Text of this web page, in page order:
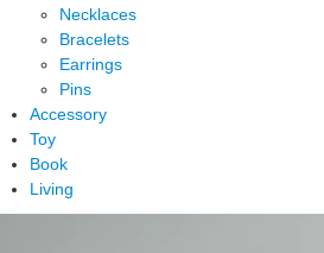
Necklaces
Bracelets
Earrings
Pins
Accessory
Toy
Book
Living